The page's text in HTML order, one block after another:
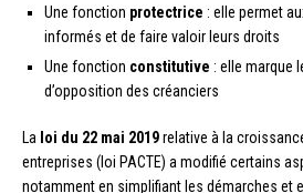
Une fonction protectrice : elle permet
informés et de faire valoir leurs droits
Une fonction constitutive : elle marque
d’opposition des créanciers
La loi du 22 mai 2019relative à la
entreprises (loi PACTE) a modifié certains
notamment en simplifiant les démarches et